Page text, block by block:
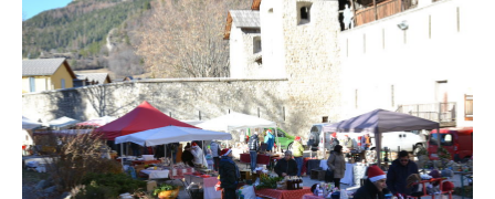
Marché artisans et saveurs aux couleurs de Noël. Parade
du Père Noël et distribution de friandises.Tombola, pesée
de la dinde et vin chaud. Ambiance conviviale autour d'un
feu et des marrons chauds ! Animations avec les
associations locales.